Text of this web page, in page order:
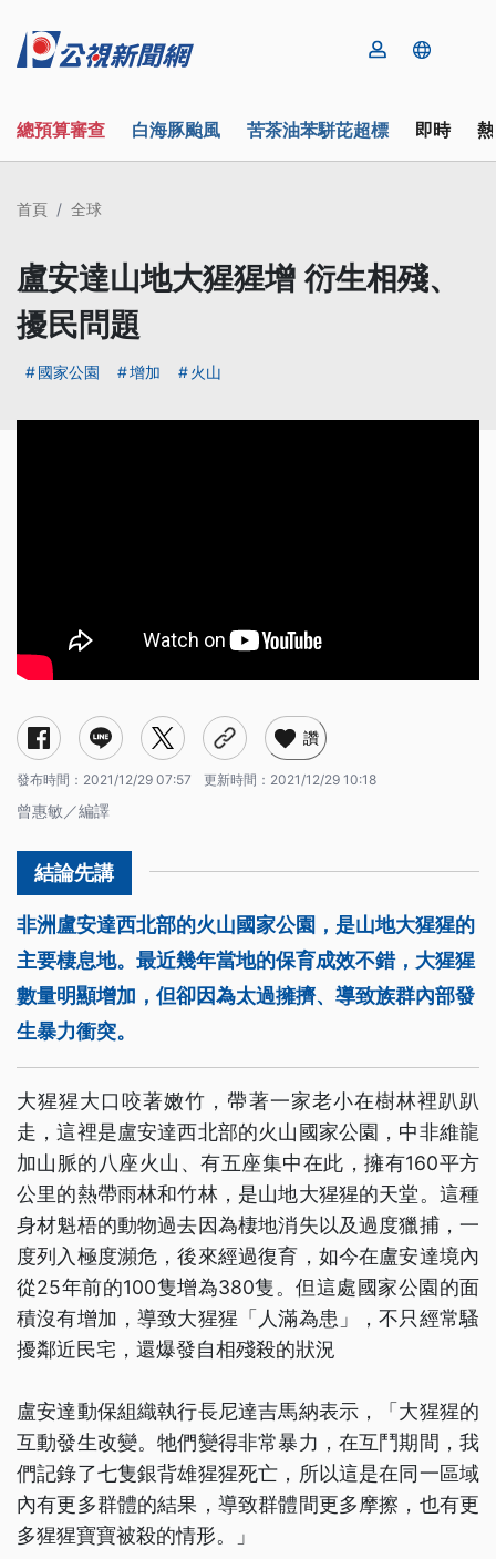
總預算審查 白海豚颱風 苦茶油苯駢芘超標 即時
首頁 全球
盧安達山地大猩猩增 衍生相殘、
擾民問題
國家公園 增加 火山
讚
發布時間： 2021/12/29 07:57 更新時間： 2021/12/29 10:18
曾惠敏／編譯
非洲盧安達西北部的火山國家公園，是山地大猩猩的
主要棲息地。最近幾年當地的保育成效不錯，大猩猩
數量明顯增加，但卻因為太過擁擠、導致族群內部發
生暴力衝突。
大猩猩大口咬著嫩竹，帶著一家老小在樹林裡趴趴
走，這裡是盧安達西北部的火山國家公園，中非維龍
加山脈的八座火山、有五座集中在此，擁有160平方
公里的熱帶雨林和竹林，是山地大猩猩的天堂。這種
身材魁梧的動物過去因為棲地消失以及過度獵捕，一
度列入極度瀕危，後來經過復育，如今在盧安達境內
從25年前的100隻增為380隻。但這處國家公園的面
積沒有增加，導致大猩猩「人滿為患」，不只經常騷
擾鄰近民宅，還爆發自相殘殺的狀況
盧安達動保組織執行長尼達吉馬納表示，「大猩猩的
互動發生改變。牠們變得非常暴力，在互鬥期間，我
們記錄了七隻銀背雄猩猩死亡，所以這是在同一區域
內有更多群體的結果，導致群體間更多摩擦，也有更
多猩猩寶寶被殺的情形。」